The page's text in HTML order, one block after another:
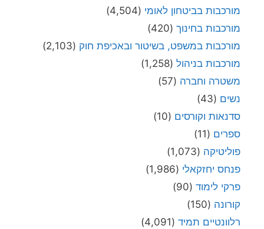
מורכבות בביטחון לאומי (4,504)
מורכבות בחינוך (420)
מורכבות במשפט, בשיטור ובאכיפת חוק (2,103)
מורכבות בניהול (1,258)
משטרה וחברה (57)
נשים (43)
סדנאות וקורסים (10)
ספרים (11)
פוליטיקה (1,073)
פנחס יחזקאלי (1,986)
פרקי לימוד (90)
קורונה (150)
רלוונטיים תמיד (4,091)